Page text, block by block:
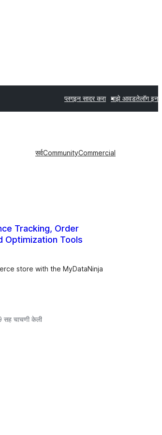
प्लगइन सादर करा माझे आवडतेलॉग इन
सर्वCommunityCommercial
Tracking, Order
Optimization Tools
store with the MyDataNinja
सह चाचणी केली